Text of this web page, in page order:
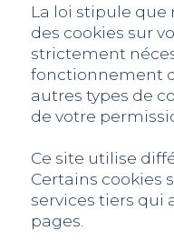
La loi stipule que
des cookies sur
strictement
fonctionnement
autres types de
de votre
Ce site utilise
Certains cookies
services tiers qui
pages.